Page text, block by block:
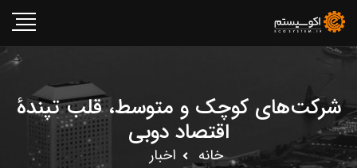
شرکت‌های کوچک و متوسط، قلب تپندهٔ
اقتصاد دوبی
خانه اخبار